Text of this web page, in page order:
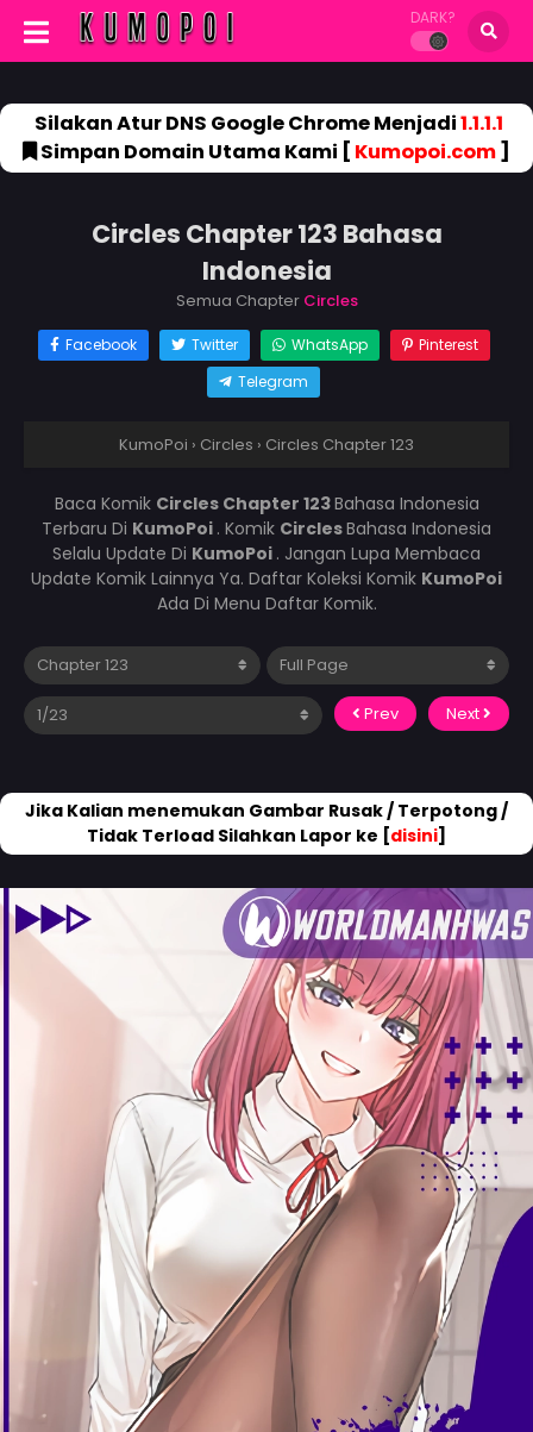
DARK?
Silakan Atur DNS Google Chrome Menjadi1.1.1.1
Simpan Domain Utama Kami [ Kumopoi.com]
Circles Chapter 123 Bahasa
Indonesia
Semua Chapter Circles
Facebook Twitter WhatsApp
Pinterest
Telegram
KumoPoi › Circles › Circles Chapter 123
Baca Komik Circles Chapter 123Bahasa Indonesia
Terbaru Di KumoPoi . Komik CirclesBahasa Indonesia
Selalu Update Di KumoPoi . Jangan Lupa Membaca
Update Komik Lainnya Ya. Daftar Koleksi Komik KumoPoi
Ada Di Menu Daftar Komik.
Prev Next
Jika Kalian menemukan Gambar Rusak / Terpotong /
Tidak Terload Silahkan Lapor ke [disini]